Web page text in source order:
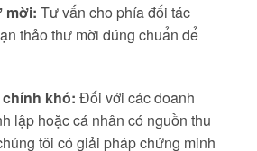
mời: Tư vấn cho phía đối tác
thảo thư mời đúng chuẩn để
khó: Đối với các doanh
lập hoặc cá nhân có nguồn thu
tôi có giải pháp chứng minh